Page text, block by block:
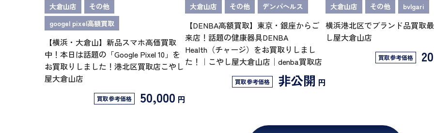
大倉山店
その他
googel pixel高額買取
【横浜・大倉山】新品スマホ高価買取
中！本日は話題の「Google Pixel 10」を
お買取りしました！港北区買取店こやし
屋大倉山店
買取参考価格 50,000 円
大倉山店 その他 デンパヘルス
【DENBA高額買取】東京・銀座からご
来店！話題の健康器具DENBA
Health（チャージ）をお買取りしまし
た！｜こやし屋大倉山店│denba買取店
買取参考価格 非公開 円
大倉山店 その他 bvlgari
横浜港北区でブランド品買取
し屋大倉山店
買取参考価格